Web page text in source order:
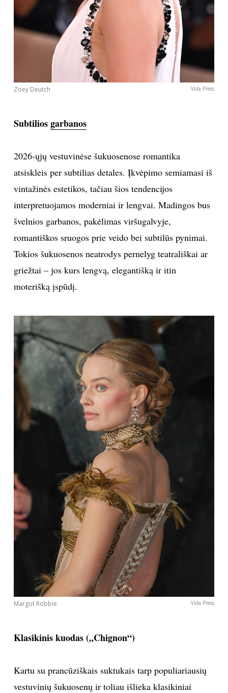
Zoey Deutch Vida Press
Subtiliosgarbanos
2026-ųjų vestuvinėse šukuosenose romantika
atsiskleis per subtilias detales. Įkvėpimo semiamasi iš
vintažinės estetikos, tačiau šios tendencijos
interpretuojamos moderniai ir lengvai. Madingos bus
švelnios garbanos, pakėlimas viršugalvyje,
romantiškos sruogos prie veido bei subtilūs pynimai.
Tokios šukuosenos neatrodys pernelyg teatrališkai ar
griežtai – jos kurs lengvą, elegantišką ir itin
moterišką įspūdį.
Margot Robbie Vida Press
Klasikinis kuodas („Chignon“)
Kartu su prancūziškais suktukais tarp populiariausių
vestuvinių šukuosenų ir toliau išlieka klasikiniai